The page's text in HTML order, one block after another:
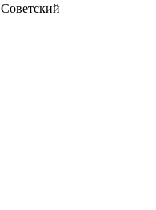
​Советский